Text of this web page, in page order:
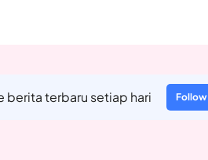
terbaru setiap hari Follow